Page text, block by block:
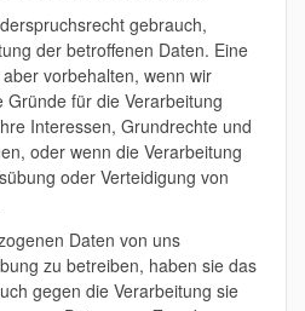
gebrauch,
der betroffenen Daten. Eine
vorbehalten, wenn wir
für die Verarbeitung
Interessen, Grundrechte und
oder wenn die Verarbeitung
oder Verteidigung von
Daten von uns
zu betreiben, haben sie das
gegen die Verarbeitung sie